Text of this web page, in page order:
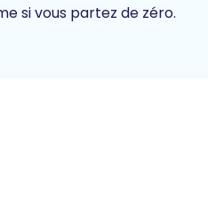
si vous partez de zéro.